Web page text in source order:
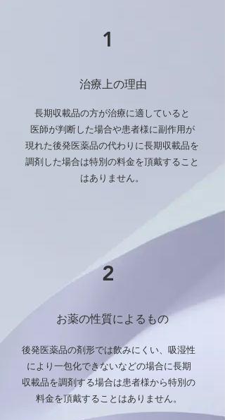
1
​治療上の理由
長期収載品の方が治療に適していると
医師が判断した場合や患者様に副作用が
現れた後発医薬品の代わりに長期収載品を
調剤した場合は特別の料金を頂戴すること
はありません。​
2
​お薬の性質によるもの
後発医薬品の剤形では飲みにくい、吸湿性
により一包化できないなどの場合に長期
収載品を調剤する場合は患者様から特別の
料金を頂戴することはありません。